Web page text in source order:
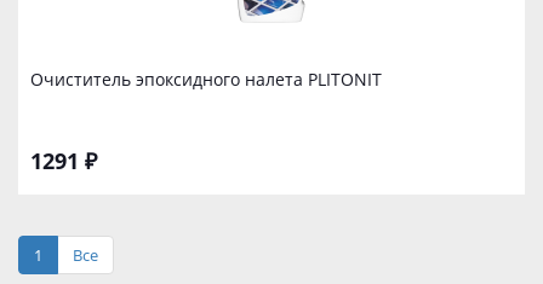
Очиститель эпоксидного налета PLITONIT
1291 ₽
1 Все